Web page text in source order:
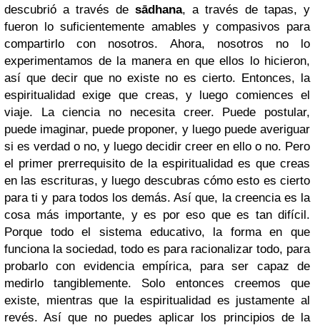
descubrió a través de sādhana, a través de tapas, y
fueron lo suficientemente amables y compasivos para
compartirlo con nosotros. Ahora, nosotros no lo
experimentamos de la manera en que ellos lo hicieron,
así que decir que no existe no es cierto. Entonces, la
espiritualidad exige que creas, y luego comiences el
viaje. La ciencia no necesita creer. Puede postular,
puede imaginar, puede proponer, y luego puede averiguar
si es verdad o no, y luego decidir creer en ello o no. Pero
el primer prerrequisito de la espiritualidad es que creas
en las escrituras, y luego descubras cómo esto es cierto
para ti y para todos los demás. Así que, la creencia es la
cosa más importante, y es por eso que es tan difícil.
Porque todo el sistema educativo, la forma en que
funciona la sociedad, todo es para racionalizar todo, para
probarlo con evidencia empírica, para ser capaz de
medirlo tangiblemente. Solo entonces creemos que
existe, mientras que la espiritualidad es justamente al
revés. Así que no puedes aplicar los principios de la